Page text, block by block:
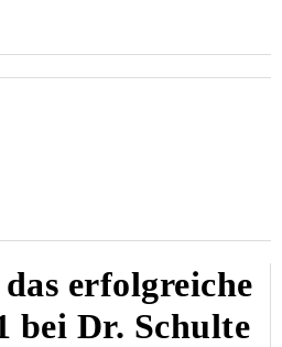
erfolgreiche
bei Dr. Schulte